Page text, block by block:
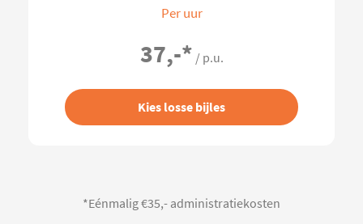
Per uur
37,-* / p.u.
Kies losse bijles
*Eénmalig €35,- administratiekosten